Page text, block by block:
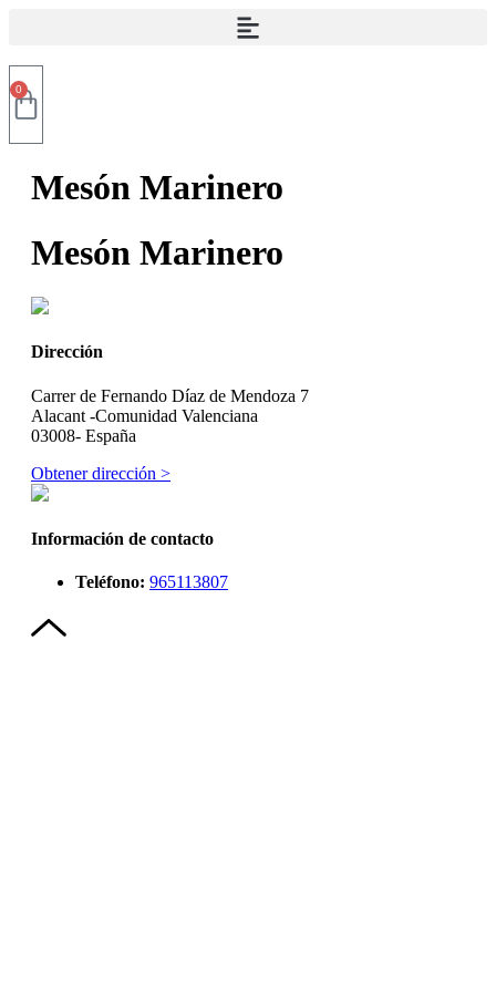
0
Mesón Marinero
Mesón Marinero
Dirección
Carrer de Fernando Díaz de Mendoza 7
Alacant -Comunidad Valenciana
03008- España
Obtener dirección >
Información de contacto
Teléfono: 965113807